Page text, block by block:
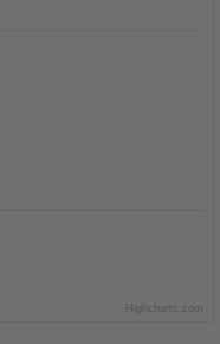
Highcharts.com